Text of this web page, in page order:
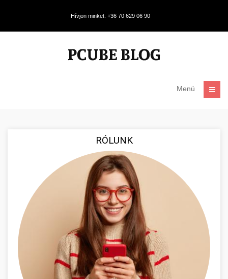
Hívjon minket: +36 70 629 06 90
Menü
RÓLUNK